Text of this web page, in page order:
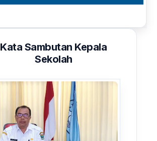
Kata Sambutan Kepala
Sekolah